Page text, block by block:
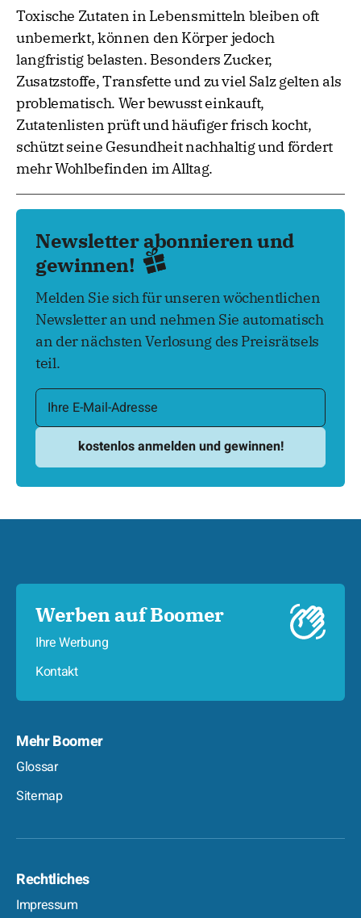
Toxische Zutaten in Lebensmitteln bleiben oft
unbemerkt, können den Körper jedoch
langfristig belasten. Besonders Zucker,
Zusatzstoffe, Transfette und zu viel Salz gelten als
problematisch. Wer bewusst einkauft,
Zutatenlisten prüft und häufiger frisch kocht,
schützt seine Gesundheit nachhaltig und fördert
mehr Wohlbefinden im Alltag.
Newsletter abonnieren und
gewinnen!
Melden Sie sich für unseren wöchentlichen
Newsletter an und nehmen Sie automatisch
an der nächsten Verlosung des Preisrätsels
teil.
Werben auf Boomer
Ihre Werbung
Kontakt
Mehr Boomer
Glossar
Sitemap
Rechtliches
Impressum